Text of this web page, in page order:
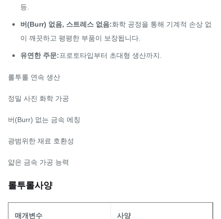
등.
버(Burr) 없음, 스트레스 없음:화학 공정을 통해 기계적 손상 없
이 깨끗하고 평평한 부품이 보장됩니다.
유연한 주문:프로토타입부터 초대형 생산까지.
롤투롤 연속 생산
정밀 사진 화학 가공
버(Burr) 없는 금속 에칭
광범위한 재료 호환성
얇은 금속 가공 능력
롤투롤사양
매개변수 사양